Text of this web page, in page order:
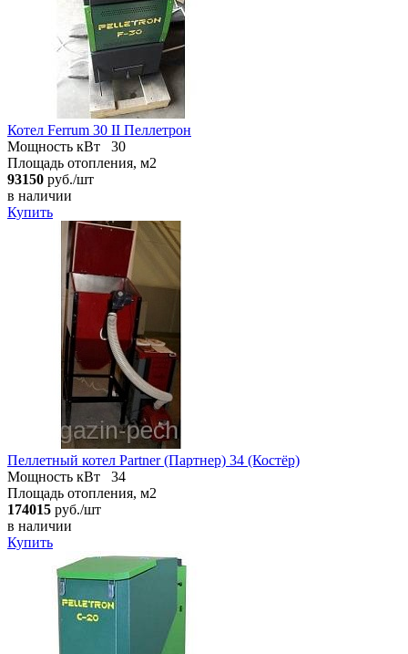
Котел Ferrum 30 II Пеллетрон
Мощность кВт
30
Площадь отопления, м2
93150 руб./шт
в наличии
Купить
Пеллетный котел Partner (Партнер) 34 (Костёр)
Мощность кВт
34
Площадь отопления, м2
174015 руб./шт
в наличии
Купить